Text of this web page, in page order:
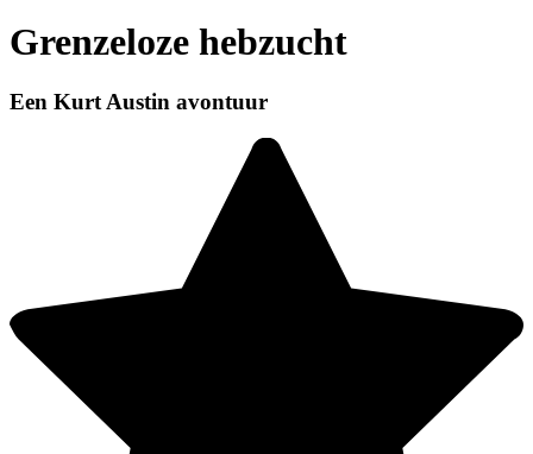
Grenzeloze hebzucht
Een Kurt Austin avontuur